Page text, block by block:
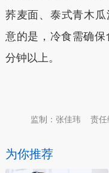
荞麦面、泰式青木
意的是，冷食需确
分钟以上。
责任
监制：张佳玮
为你推荐